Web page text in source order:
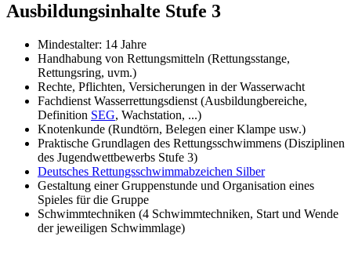
Ausbildungsinhalte Stufe 3
Mindestalter: 14 Jahre
Handhabung von Rettungsmitteln (Rettungsstange,
Rettungsring, uvm.)
Rechte, Pflichten, Versicherungen in der Wasserwacht
Fachdienst Wasserrettungsdienst (Ausbildungbereiche,
Definition SEG, Wachstation, ...)
Knotenkunde (Rundtörn, Belegen einer Klampe usw.)
Praktische Grundlagen des Rettungsschwimmens (Disziplinen
des Jugendwettbewerbs Stufe 3)
Deutsches Rettungsschwimmabzeichen Silber
Gestaltung einer Gruppenstunde und Organisation eines
Spieles für die Gruppe
Schwimmtechniken (4 Schwimmtechniken, Start und Wende
der jeweiligen Schwimmlage)